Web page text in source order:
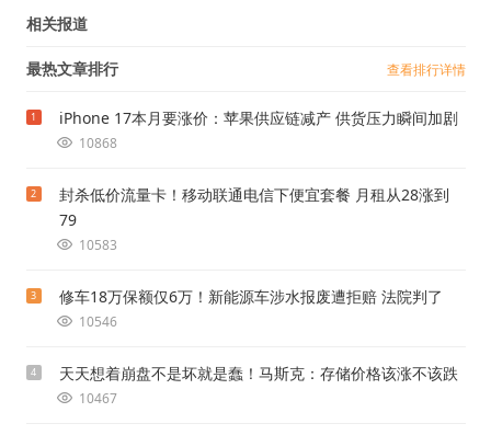
相关报道
最热文章排行 查看排行详情
1 iPhone 17本月要涨价：苹果供应链减产 供货压力瞬间加剧
10868
2
封杀低价流量卡！移动联通电信下便宜套餐 月租从28涨到
79
10583
3 修车18万保额仅6万！新能源车涉水报废遭拒赔 法院判了
10546
4 天天想着崩盘不是坏就是蠢！马斯克：存储价格该涨不该跌
10467